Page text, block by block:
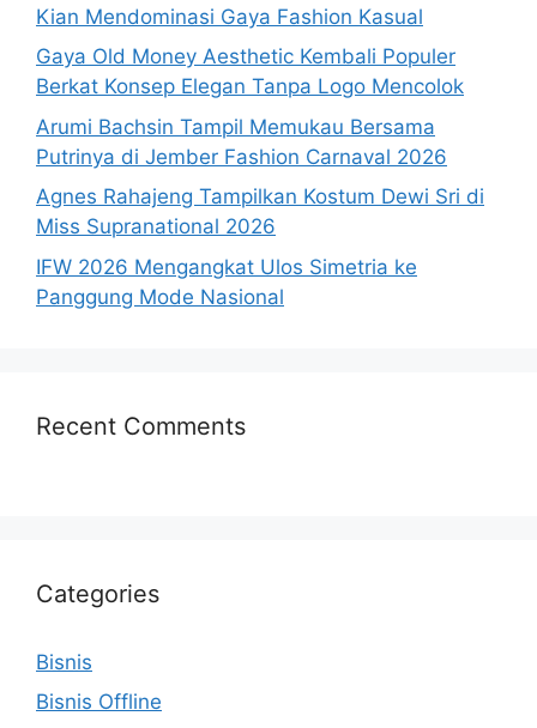
Kian Mendominasi Gaya Fashion Kasual
Gaya Old Money Aesthetic Kembali Populer
Berkat Konsep Elegan Tanpa Logo Mencolok
Arumi Bachsin Tampil Memukau Bersama
Putrinya di Jember Fashion Carnaval 2026
Agnes Rahajeng Tampilkan Kostum Dewi Sri di
Miss Supranational 2026
IFW 2026 Mengangkat Ulos Simetria ke
Panggung Mode Nasional
Recent Comments
Categories
Bisnis
Bisnis Offline